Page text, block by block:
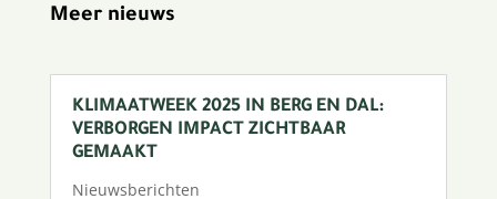
Meer nieuws
KLIMAATWEEK 2025 IN BERG EN DAL:
VERBORGEN IMPACT ZICHTBAAR
GEMAAKT
Nieuwsberichten